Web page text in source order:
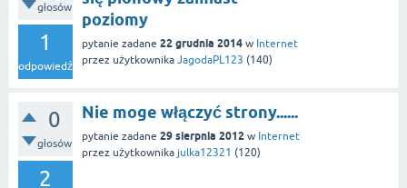
głosów
1
odpowiedź
poziomy
pytanie zadane 22 grudnia 2014 w Internet
przez użytkownika JagodaPL123 (140)
0
głosów
2
Nie moge włączyć strony......
pytanie zadane 29 sierpnia 2012 w Internet
przez użytkownika julka12321 (120)